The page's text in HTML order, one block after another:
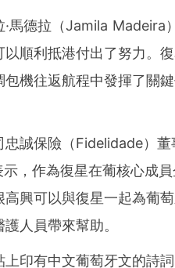
·馬德拉（Jamila Madeira
順利抵港付出了努力。
機往返航程中發揮了關
誠保險（Fidelidade）
，作為復星在葡核心成
興可以與復星一起為葡
人員帶來幫助。
印有中文葡萄牙文的詩